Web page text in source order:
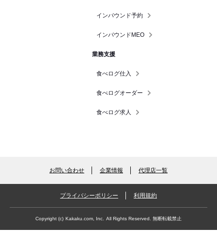
インバウンド予約
インバウンドMEO
業務支援
食べログ仕入
食べログオーダー
食べログ求人
お問い合わせ 企業情報 代理店一覧
プライバシーポリシー 利用規約
Copyright (c) Kakaku.com, Inc. All Rights Reserved. 無断転載禁止